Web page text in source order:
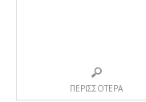
ΠΕΡΙΣΣΟΤΕΡΑ